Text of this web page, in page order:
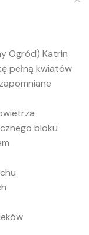
Ogród) Katrin
pełną kwiatów
bloku